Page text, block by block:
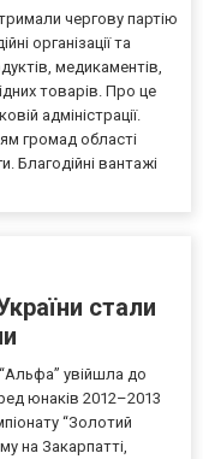
чергову партію
організації та
медикаментів,
товарів. Про це
адміністрації.
громад області
Благодійні вантажі
стали
увійшла до
юнаків 2012–2013
“Золотий
на Закарпатті,